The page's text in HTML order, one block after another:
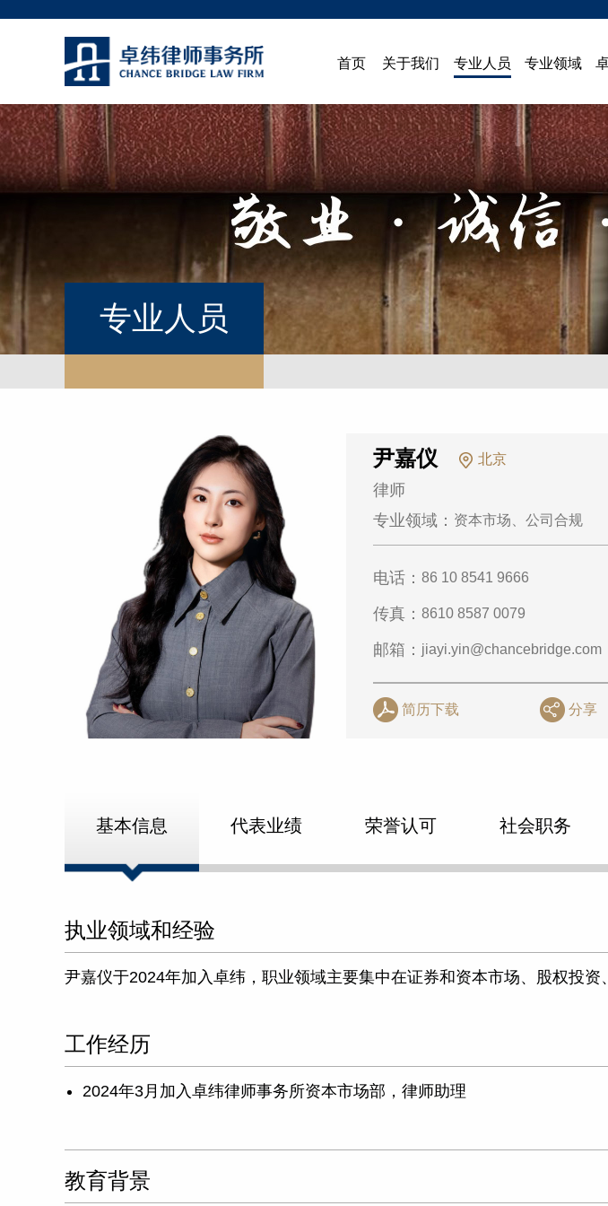
首页 关于我们 专业人员 专业领域
专业人员
尹嘉仪 北京
律师
专业领域： 资本市场、公司合规
电话： 86 10 8541 9666
传真： 8610 8587 0079
邮箱： jiayi.yin@chancebridge.com
简历下载 分享
基本信息 代表业绩 荣誉认可 社会职务
执业领域和经验
尹嘉仪于2024年加入卓纬，职业领域主要集中在证券和资本市场、股权投资
工作经历
2024年3月加入卓纬律师事务所资本市场部，律师助理
教育背景